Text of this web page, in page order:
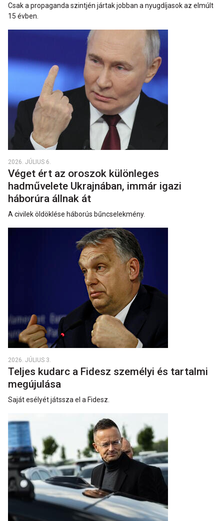
Csak a propaganda szintjén jártak jobban a nyugdíjasok az elmúlt
15 évben.
2026. JÚLIUS 6.
Véget ért az oroszok különleges
hadművelete Ukrajnában, immár igazi
háborúra állnak át
A civilek öldöklése háborús bűncselekmény.
2026. JÚLIUS 3.
Teljes kudarc a Fidesz személyi és tartalmi
megújulása
Saját esélyét játssza el a Fidesz.